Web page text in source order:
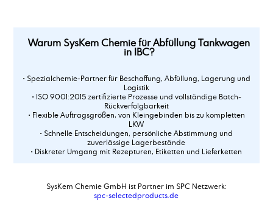
Acetyltributylcitrat
Acryl-Maleinsäure Copolymer, Natriumsalz
Acrylsäure
Adipinsäure
Aldehyd C 14
Alkene C24-C28
Warum SysKem Chemie für Abfüllung Tankwagen
in IBC?
• Spezialchemie-Partner für Beschaffung, Abfüllung, Lagerung und
Logistik
• ISO 9001:2015 zertifizierte Prozesse und vollständige Batch-
Rückverfolgbarkeit
• Flexible Auftragsgrößen, von Kleingebinden bis zu kompletten
LKW
• Schnelle Entscheidungen, persönliche Abstimmung und
zuverlässige Lagerbestände
• Diskreter Umgang mit Rezepturen, Etiketten und Lieferketten
SysKem Chemie GmbH ist Partner im SPC Netzwerk:
spc-selectedproducts.de